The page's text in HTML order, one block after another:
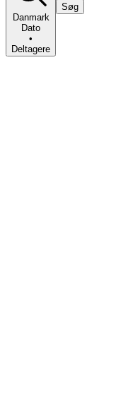
Danmark
Dato
•
Deltagere
Søg